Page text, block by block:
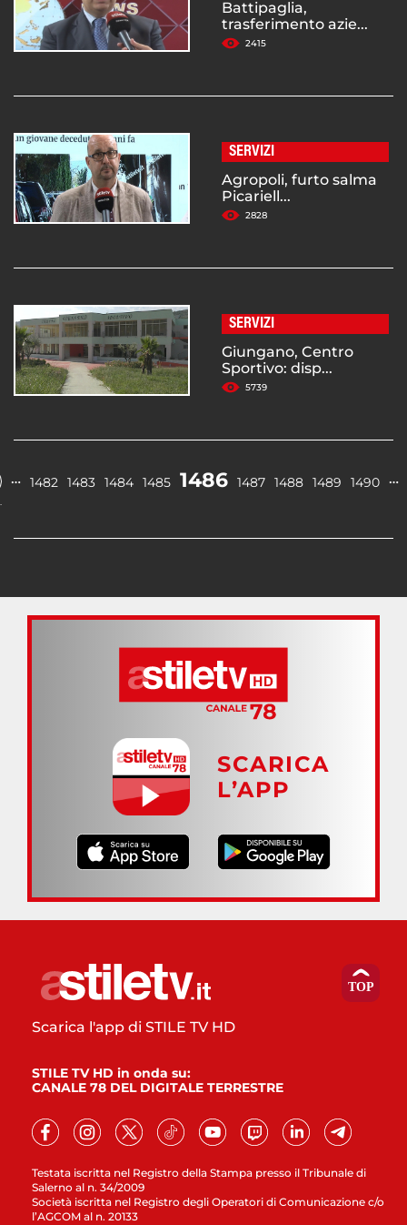
Battipaglia,
trasferimento azie...
2415
SERVIZI
Agropoli, furto salma
Picariell...
2828
SERVIZI
Giungano, Centro
Sportivo: disp...
5739
… 1482 1483 1484 1485 1486 1487 1488 1489 1490 …
SCARICA
L’APP
Testata iscritta nel Registro della Stampa presso il Tribunale di
Salerno al n. 34/2009
Società iscritta nel Registro degli Operatori di Comunicazione c/o
l’AGCOM al n. 20133
Scarica l'app di STILE TV HD
STILE TV HD in onda su:
CANALE 78 DEL DIGITALE TERRESTRE